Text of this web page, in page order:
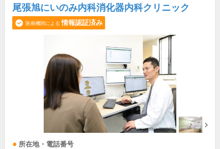
尾張旭にいのみ内科消化器内科クリニック
医療機関による 情報認証済み
所在地・電話番号